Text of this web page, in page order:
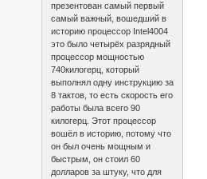
презентован самый первый
самый важный, вошедший в
историю процессор Intel4004
это было четырёх разрядный
процессор мощностью
740килогерц, который
выполнял одну инструкцию за
8 тактов, то есть скорость его
работы была всего 90
килогерц. Этот процессор
вошёл в историю, потому что
он был очень мощным и
быстрым, он стоил 60
долларов за штуку, что для